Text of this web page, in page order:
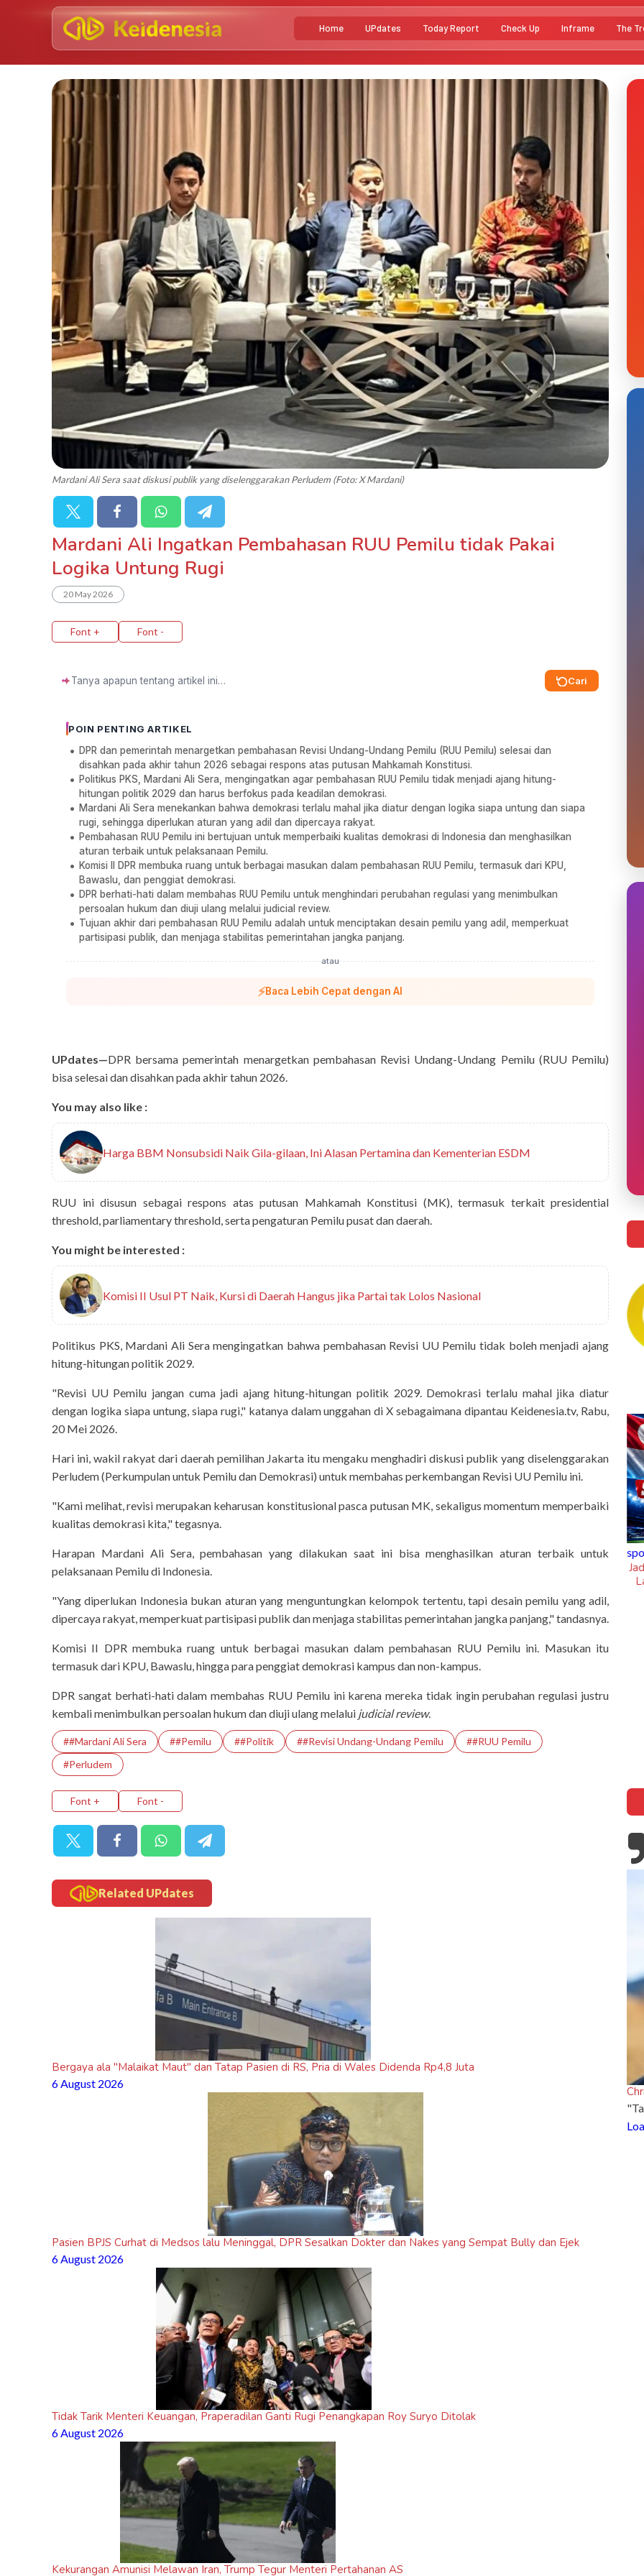
Home UPdates Today Report Check Up Inframe The
Mardani Ali Sera saat diskusi publik yang diselenggarakan Perludem (Foto: X Mardani)
Mardani Ali Ingatkan Pembahasan RUU Pemilu tidak Pakai
Logika Untung Rugi
20 May 2026
Font + Font -
✦ Cari
POIN PENTING ARTIKEL
DPR dan pemerintah menargetkan pembahasan Revisi Undang-Undang Pemilu (RUU Pemilu) selesai dan
disahkan pada akhir tahun 2026 sebagai respons atas putusan Mahkamah Konstitusi.
Politikus PKS, Mardani Ali Sera, mengingatkan agar pembahasan RUU Pemilu tidak menjadi ajang hitung-
hitungan politik 2029 dan harus berfokus pada keadilan demokrasi.
Mardani Ali Sera menekankan bahwa demokrasi terlalu mahal jika diatur dengan logika siapa untung dan siapa
rugi, sehingga diperlukan aturan yang adil dan dipercaya rakyat.
Pembahasan RUU Pemilu ini bertujuan untuk memperbaiki kualitas demokrasi di Indonesia dan menghasilkan
aturan terbaik untuk pelaksanaan Pemilu.
Komisi II DPR membuka ruang untuk berbagai masukan dalam pembahasan RUU Pemilu, termasuk dari KPU,
Bawaslu, dan penggiat demokrasi.
DPR berhati-hati dalam membahas RUU Pemilu untuk menghindari perubahan regulasi yang menimbulkan
persoalan hukum dan diuji ulang melalui judicial review.
Tujuan akhir dari pembahasan RUU Pemilu adalah untuk menciptakan desain pemilu yang adil, memperkuat
partisipasi publik, dan menjaga stabilitas pemerintahan jangka panjang.
atau
⚡Baca Lebih Cepat dengan AI
UPdates—DPR bersama pemerintah menargetkan pembahasan Revisi Undang-Undang Pemilu (RUU Pemilu)
bisa selesai dan disahkan pada akhir tahun 2026.
You may also like :
Harga BBM Nonsubsidi Naik Gila-gilaan, Ini Alasan Pertamina dan Kementerian ESDM
RUU ini disusun sebagai respons atas putusan Mahkamah Konstitusi (MK), termasuk terkait presidential
threshold, parliamentary threshold, serta pengaturan Pemilu pusat dan daerah.
You might be interested :
Komisi II Usul PT Naik, Kursi di Daerah Hangus jika Partai tak Lolos Nasional
Politikus PKS, Mardani Ali Sera mengingatkan bahwa pembahasan Revisi UU Pemilu tidak boleh menjadi ajang
hitung-hitungan politik 2029.
"Revisi UU Pemilu jangan cuma jadi ajang hitung-hitungan politik 2029. Demokrasi terlalu mahal jika diatur
dengan logika siapa untung, siapa rugi," katanya dalam unggahan di X sebagaimana dipantau Keidenesia.tv, Rabu,
20 Mei 2026.
Hari ini, wakil rakyat dari daerah pemilihan Jakarta itu mengaku menghadiri diskusi publik yang diselenggarakan
Perludem (Perkumpulan untuk Pemilu dan Demokrasi) untuk membahas perkembangan Revisi UU Pemilu ini.
"Kami melihat, revisi merupakan keharusan konstitusional pasca putusan MK, sekaligus momentum memperbaiki
kualitas demokrasi kita," tegasnya.
Harapan Mardani Ali Sera, pembahasan yang dilakukan saat ini bisa menghasilkan aturan terbaik untuk
pelaksanaan Pemilu di Indonesia.
"Yang diperlukan Indonesia bukan aturan yang menguntungkan kelompok tertentu, tapi desain pemilu yang adil,
dipercaya rakyat, memperkuat partisipasi publik dan menjaga stabilitas pemerintahan jangka panjang," tandasnya.
Komisi II DPR membuka ruang untuk berbagai masukan dalam pembahasan RUU Pemilu ini. Masukan itu
termasuk dari KPU, Bawaslu, hingga para penggiat demokrasi kampus dan non-kampus.
DPR sangat berhati-hati dalam membahas RUU Pemilu ini karena mereka tidak ingin perubahan regulasi justru
kembali menimbulkan persoalan hukum dan diuji ulang melalui judicial review.
##Mardani Ali Sera ##Pemilu ##Politik ##Revisi Undang-Undang Pemilu
##RUU Pemilu
#Perludem
Font + Font -
Related UPdates
Bergaya ala "Malaikat Maut" dan Tatap Pasien di RS, Pria di Wales Didenda Rp4,8 Juta
6 August 2026
Pasien BPJS Curhat di Medsos lalu Meninggal, DPR Sesalkan Dokter dan Nakes yang Sempat Bully dan Ejek
6 August 2026
Tidak Tarik Menteri Keuangan, Praperadilan Ganti Rugi Penangkapan Roy Suryo Ditolak
6 August 2026
Kekurangan Amunisi Melawan Iran, Trump Tegur Menteri Pertahanan AS
Menteri Lingkungan Hidup Puji
sportsholic
Jadwal Siaran Langsung Piala AFF
Laga Hidup Mati Singapura Vs
Indonesia